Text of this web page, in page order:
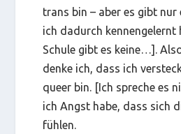
trans bin – aber es gibt nur
ich dadurch kennengelernt
Schule gibt es keine…].
denke ich, dass ich
queer bin. [Ich spreche es
ich Angst habe, dass sich
fühlen.